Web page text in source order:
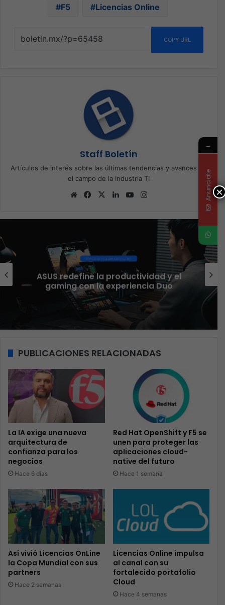
F5 Licencias Online
COPY URL
Staff Boletín
Artículos de interés sobre las últimas tendencias y avances en
el campo de la Industria TI
Sitio
Facebook
X LinkedInYouTube
Ciberseguridad
El 73% de las empresas en LATAM
aseguran que el phishing sigue
funcionando
PUBLICACIONES RELACIONADAS
La IA exige una nueva
arquitectura de
confianza para los
negocios
Hace 6 días
Red Hat OpenShift y F5 se
unen para proteger las
aplicaciones cloud-
native del futuro
Hace 1 semana
Así vivió Licencias OnLine
la Copa Mundial con sus
partners
Hace 2 semanas
Licencias Online impulsa
al canal con su
fortalecido portafolio
Cloud
Hace 4 semanas
×
→
Anunciate